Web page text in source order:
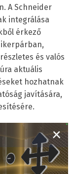
A Schneider
integrálása
érkező
és valós
aktuális
hozhatnak
javítására,